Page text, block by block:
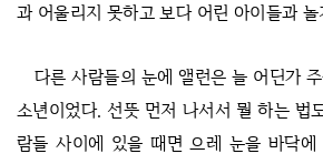
과 어울리지 못하고 보다 어린 아이들과
다른 사람들의 눈에 앨런은 늘 어딘가
소년이었다. 선뜻 먼저 나서서 뭘 하는 법
람들 사이에 있을 때면 으레 눈을 바닥에